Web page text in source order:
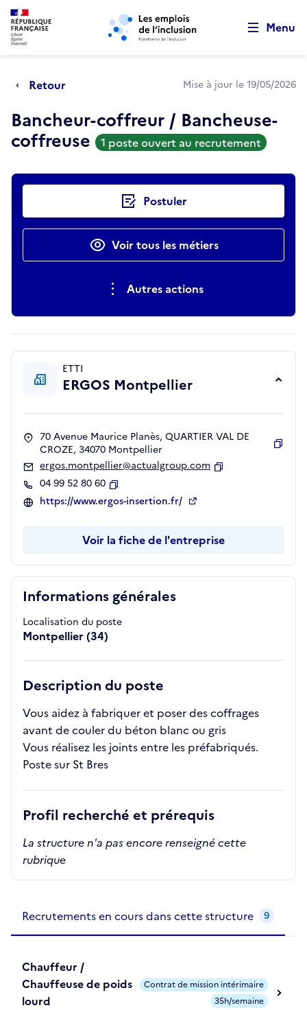
Aller au menu principal Aller au contenu principal
Menu
Retour Mise à jour le 19/05/2026
Bancheur-coffreur / Bancheuse-
coffreuse 1 poste ouvert au recrutement
Actions rapides Postuler
Voir tous les métiers
Autres actions
Informations générales
Localisation du poste
Montpellier (34)
Description du poste
Vous aidez à fabriquer et poser des coffrages
avant de couler du béton blanc ou gris
Vous réalisez les joints entre les préfabriqués.
Poste sur St Bres
Profil recherché et prérequis
La structure n'a pas encore renseigné cette
rubrique
ETTI
ERGOS Montpellier
70 Avenue Maurice Planès, QUARTIER VAL DE
CROZE, 34070 Montpellier
ergos.montpellier@actualgroup.com
04 99 52 80 60
Copier
https://www.ergos-insertion.fr/
Voir la fiche de l'entreprise
Recrutements en cours dans cette structure 9
Chauffeur /
Chauffeuse de poids
lourd
Contrat de mission intérimaire
35h/semaine
Retour au début de la page
Panneau de gestion des cookies